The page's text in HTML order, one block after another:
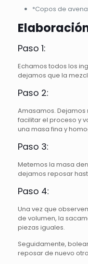
*Copos de
Paso 1:
Echamos todos los
dejamos que la
Paso 2:
Amasamos.
facilitar el proceso y
una masa fina y
Paso 3:
Metemos la masa
dejamos reposar
Paso 4:
Una vez que
de volumen, la
piezas iguales.
Seguidamente,
reposar de nuevo